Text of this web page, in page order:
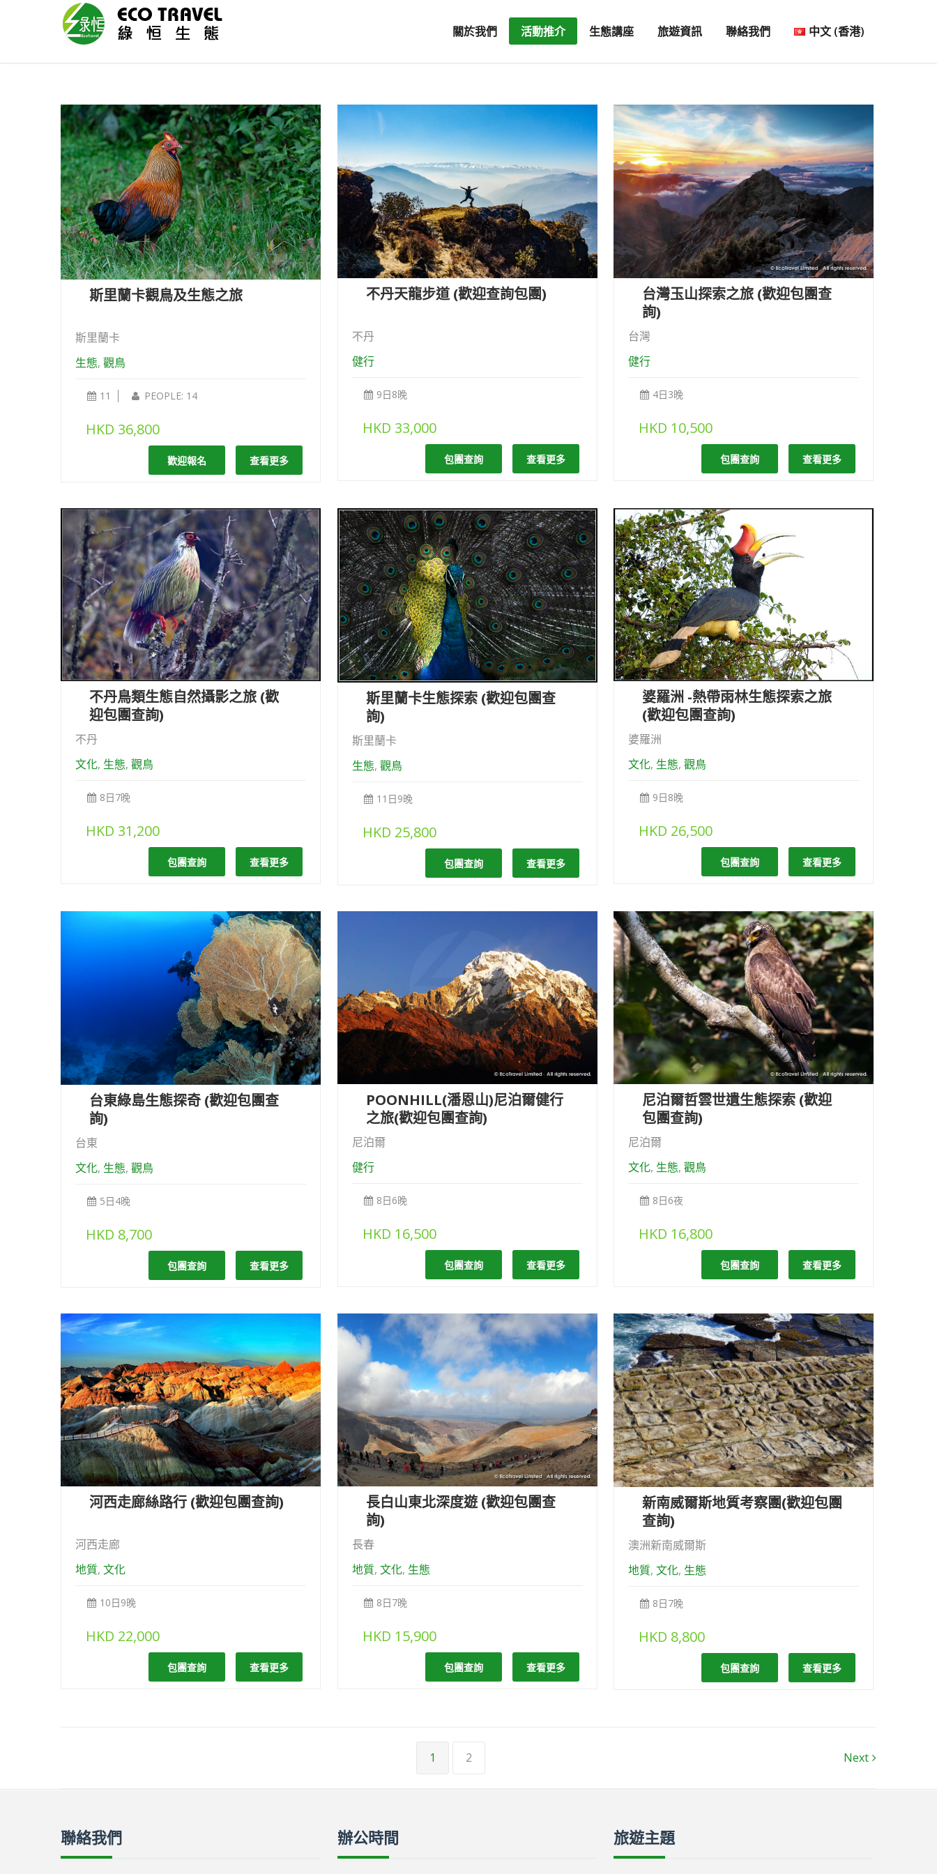
關於我們 活動推介 生態講座 旅遊資訊 聯絡我們 中文 (香港)
斯里蘭卡觀鳥及生態之旅
斯里蘭卡
生態, 觀鳥
11 PEOPLE: 14
HKD 36,800
查看更多
歡迎報名
不丹天龍步道 (歡迎查詢包團)
不丹
健行
9日8晚
HKD 33,000
查看更多
包團查詢
台灣玉山探索之旅 (歡迎包團查
詢)
台灣
健行
4日3晚
HKD 10,500
查看更多
包團查詢
不丹鳥類生態自然攝影之旅 (歡
迎包團查詢)
不丹
文化, 生態, 觀鳥
8日7晚
HKD 31,200
查看更多
包團查詢
斯里蘭卡生態探索 (歡迎包團查
詢)
斯里蘭卡
生態, 觀鳥
11日9晚
HKD 25,800
查看更多
包團查詢
婆羅洲 -熱帶雨林生態探索之旅
(歡迎包團查詢)
婆羅洲
文化, 生態,觀鳥
9日8晚
HKD 26,500
查看更多
包團查詢
台東綠島生態探奇 (歡迎包團查
詢)
台東
文化, 生態, 觀鳥
5日4晚
HKD 8,700
查看更多
包團查詢
POONHILL(潘恩山)尼泊爾健行
之旅(歡迎包團查詢)
尼泊爾
健行
8日6晚
HKD 16,500
查看更多
包團查詢
尼泊爾哲雲世遺生態探索 (歡迎
包團查詢)
尼泊爾
文化, 生態,觀鳥
8日6夜
HKD 16,800
查看更多
包團查詢
河西走廊絲路行 (歡迎包團查詢)
河西走廊
地質, 文化
10日9晚
HKD 22,000
查看更多
包團查詢
長白山東北深度遊 (歡迎包團查
詢)
長春
地質, 文化, 生態
8日7晚
HKD 15,900
查看更多
包團查詢
新南威爾斯地質考察團(歡迎包團
查詢)
澳洲新南威爾斯
地質,文化, 生態
8日7晚
HKD 8,800
查看更多
包團查詢
1 2 Next
聯絡我們 辦公時間 旅遊主題